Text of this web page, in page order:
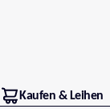
Kaufen & Leihen